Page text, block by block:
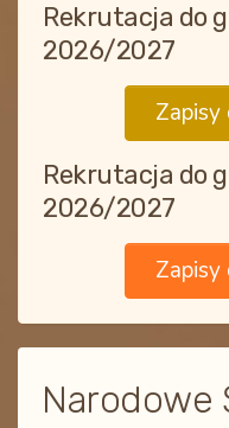
Rekrutacja do
2026/2027
Zapisy
Rekrutacja do
2026/2027
Zapisy
Narodowe